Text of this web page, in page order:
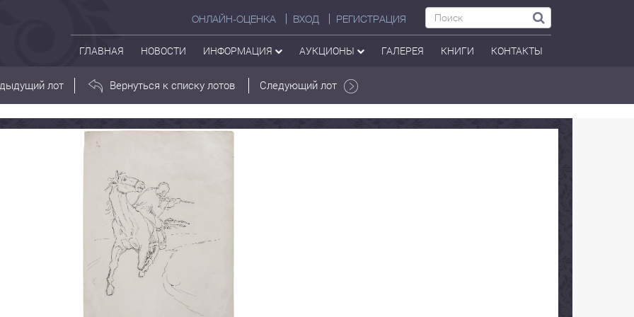
ОНЛАЙН-ОЦЕНКА ВХОД РЕГИСТРАЦИЯ
ГЛАВНАЯ НОВОСТИ ИНФОРМАЦИЯ АУКЦИОНЫ ГАЛЕРЕЯ КНИГИ КОНТАКТЫ
лот Вернуться к списку лотов Следующий лот